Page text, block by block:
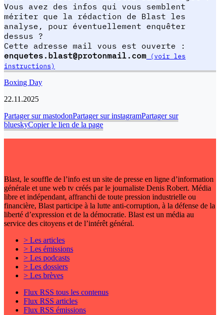
Vous avez des infos qui vous semblent
mériter que la rédaction de Blast les
analyse, pour éventuellement enquêter
dessus ?
Cette adresse mail vous est ouverte :
enquetes.blast@protonmail.com (voir les
instructions)
Boxing Day
22.11.2025
Partager sur mastodonPartager sur instagramPartager sur
blueskyCopier le lien de la page
Blast, le souffle de l’info est un site de presse en ligne d’information
générale et une web tv créés par le journaliste Denis Robert. Média
libre et indépendant, affranchi de toute pression industrielle ou
financière, Blast participe à la lutte anti-corruption, à la défense de la
liberté d’expression et de la démocratie. Blast est un média au
service des citoyens et de l’intérêt général.
> Les articles
> Les émissions
> Les podcasts
> Les dossiers
> Les brèves
Flux RSS tous les contenus
Flux RSS articles
Flux RSS émissions